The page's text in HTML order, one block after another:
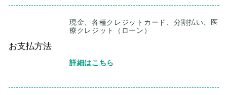
お支払方法
現金、各種クレジットカード、分割払い、医
療クレジット（ローン）